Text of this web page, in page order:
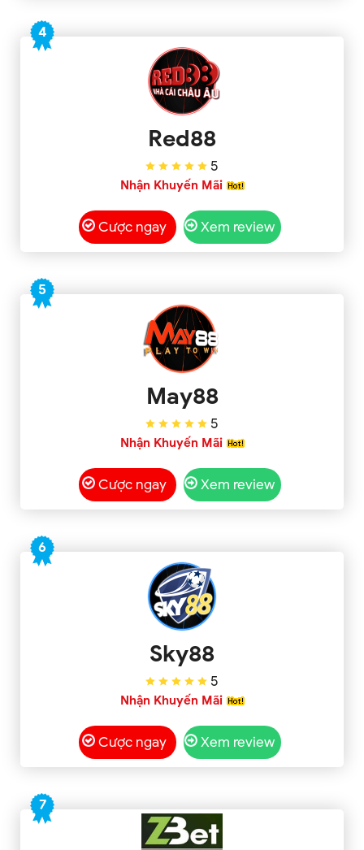
4
Red88
5
Nhận Khuyến Mãi
Cược ngay Xem review
5
May88
5
Nhận Khuyến Mãi
Cược ngay Xem review
6
Sky88
5
Nhận Khuyến Mãi
Cược ngay Xem review
7